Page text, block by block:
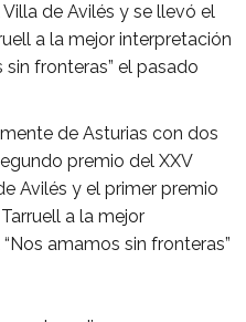
de Avilés y se llevó el
a la mejor interpretación
fronteras” el pasado
de Asturias con dos
premio del XXV
Avilés y el primer premio
a la mejor
amamos sin fronteras”